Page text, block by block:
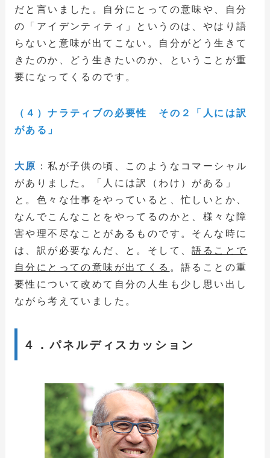
だと言いました。自分にとっての意味や、
自分
の「アイデンティティ」というのは、やはり語
らないと意味が出てこない。自分がどう生きて
きたのか、どう生きたいのか、ということが重
要になってくるのです。
（４）ナラティブの必要性 その２「人には訳
がある」
大原 ：私が子供の頃、このようなコマーシャル
がありました。「人には訳（わけ）がある」
と。色々な仕事をやっていると、忙しいとか、
なんでこんなことをやってるのかと、様々な障
害や理不尽なことがあるものです。そんな時に
は、訳が必要なんだ、と。そして、語ることで
自分にとっての意味が出てくる 。語ることの重
要性について改めて自分の人生も少し思い出し
ながら考えていました。
４．パネルディスカッション